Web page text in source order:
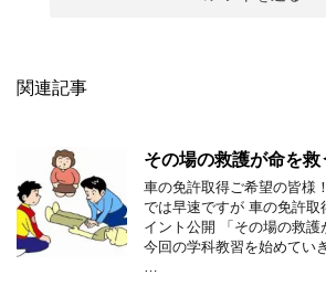
関連記事
その場の救護が命を
車の免許取得ご希望の皆様
では早速ですが 車の免許
イント公開 「その場の救
今回の学科教習を始めてい
…